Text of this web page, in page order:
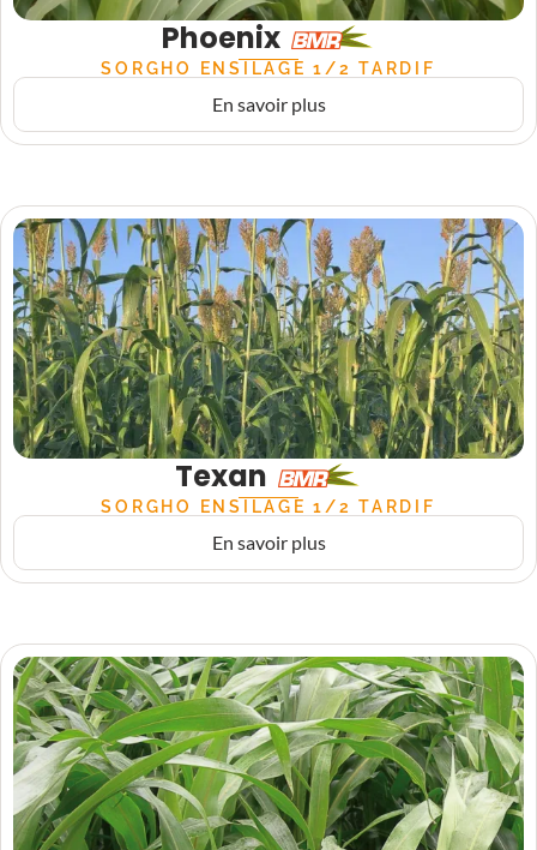
Phoenix
SORGHO ENSILAGE 1/2 TARDIF
En savoir plus
Texan
SORGHO ENSILAGE 1/2 TARDIF
En savoir plus